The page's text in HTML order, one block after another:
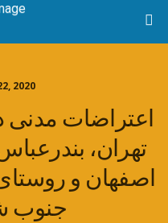
2020
اعتراضات مدنی
تهران،
اصفهان و
جنوب